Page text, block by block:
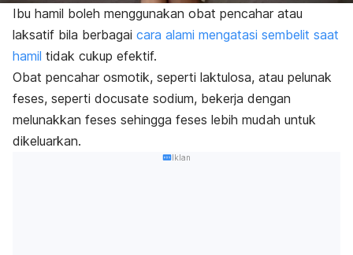
Ibu hamil boleh menggunakan obat pencahar atau
laksatif bila berbagai cara alami mengatasi sembelit saat
hamil tidak cukup efektif.
Obat pencahar osmotik, seperti laktulosa, atau pelunak
feses, seperti docusate sodium, bekerja dengan
melunakkan feses sehingga feses lebih mudah untuk
dikeluarkan.
Iklan